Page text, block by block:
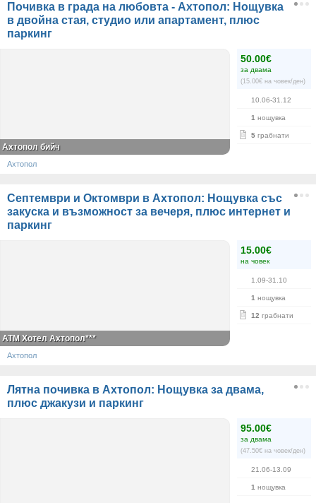
Почивка в града на любовта - Ахтопол: Нощувка
в двойна стая, студио или апартамент, плюс
паркинг
50.00€
за двама
(15.00€ на човек/ден)
10.06-31.12
1 нощувка
5 грабнати
Ахтопол бийч
Ахтопол
Септември и Октомври в Ахтопол: Нощувка със
закуска и възможност за вечеря, плюс интернет и
паркинг
15.00€
на човек
1.09-31.10
1 нощувка
12 грабнати
ATM Хотел Ахтопол***
Ахтопол
Лятна почивка в Ахтопол: Нощувка за двама,
плюс джакузи и паркинг
95.00€
за двама
(47.50€ на човек/ден)
21.06-13.09
1 нощувка